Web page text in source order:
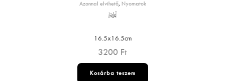
Azonnal elvihető, Nyomatok
Hold
16.5x16.5cm
3200 Ft
Kosárba teszem